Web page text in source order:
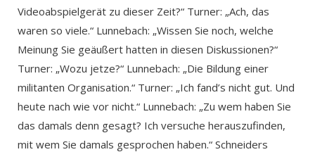
Videoabspielgerät zu dieser Zeit?“ Turner: „Ach, das
waren so viele.“ Lunnebach: „Wissen Sie noch, welche
Meinung Sie geäußert hatten in diesen Diskussionen?“
Turner: „Wozu jetze?“ Lunnebach: „Die Bildung einer
militanten Organisation.“ Turner: „Ich fand’s nicht gut. Und
heute nach wie vor nicht.“ Lunnebach: „Zu wem haben Sie
das damals denn gesagt? Ich versuche herauszufinden,
mit wem Sie damals gesprochen haben.“ Schneiders